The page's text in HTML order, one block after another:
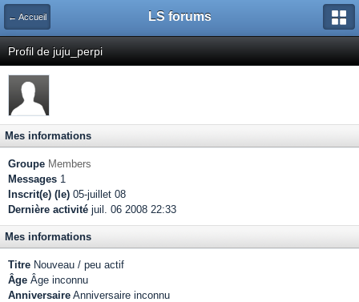
← Accueil LS forums
Profil de juju_perpi
Mes informations
Groupe Members
Messages 1
Inscrit(e) (le) 05-juillet 08
Dernière activité juil. 06 2008 22:33
Mes informations
Titre Nouveau / peu actif
Âge Âge inconnu
Anniversaire Anniversaire inconnu